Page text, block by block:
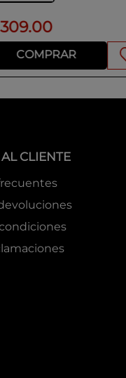
309.00
COMPRAR
CLIENTE